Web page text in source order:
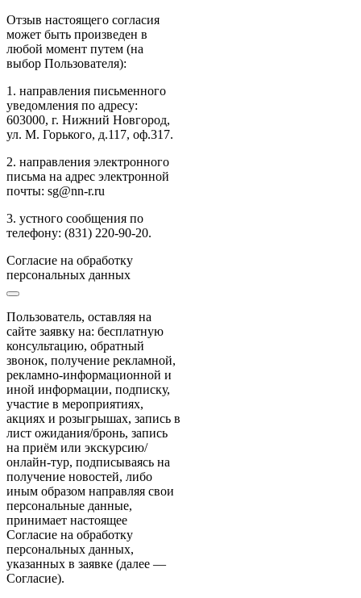
Отзыв настоящего согласия
может быть произведен в
любой момент путем (на
выбор Пользователя):
1. направления письменного
уведомления по адресу:
603000, г. Нижний Новгород,
ул. М. Горького, д.117, оф.317.
2. направления электронного
письма на адрес электронной
почты: sg@nn-r.ru
3. устного сообщения по
телефону: (831) 220-90-20.
Согласие на обработку
персональных данных
Пользователь, оставляя на
сайте заявку на: бесплатную
консультацию, обратный
звонок, получение рекламной,
рекламно-информационной и
иной информации, подписку,
участие в мероприятиях,
акциях и розыгрышах, запись в
лист ожидания/бронь, запись
на приём или экскурсию/
онлайн-тур, подписываясь на
получение новостей, либо
иным образом направляя свои
персональные данные,
принимает настоящее
Согласие на обработку
персональных данных,
указанных в заявке (далее —
Согласие).